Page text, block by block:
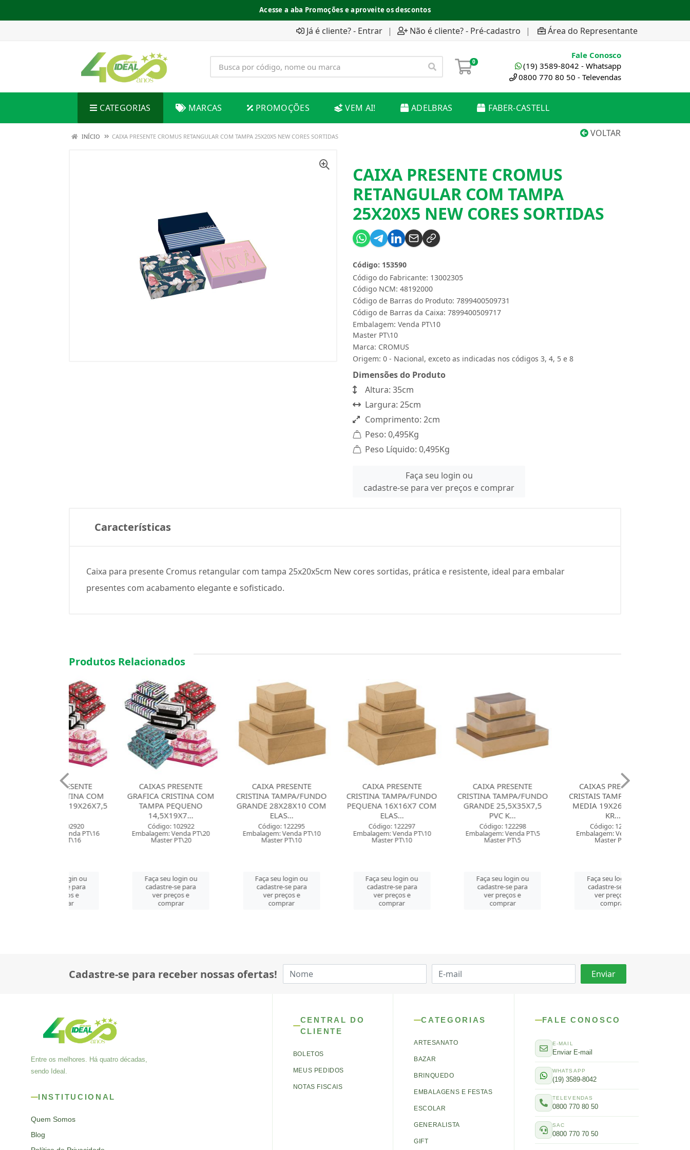
Acesse a aba Promoções e aproveite os descontos
Já é cliente? - Entrar | Não é cliente? - Pré-cadastro | Área do Representante
0
Fale Conosco
(19) 3589-8042 - Whatsapp
0800 770 80 50 - Televendas
CATEGORIAS MARCAS PROMOÇÕES VEM AI! ADELBRAS FABER-CASTELL
VOLTAR
INÍCIO CAIXA PRESENTE CROMUS RETANGULAR COM TAMPA 25X20X5 NEW CORES SORTIDAS
CAIXA PRESENTE CROMUS
RETANGULAR COM TAMPA
25X20X5 NEW CORES SORTIDAS
Código do Fabricante: 13002305
Código: 153590
Código NCM: 48192000
Código de Barras do Produto: 7899400509731
Código de Barras da Caixa: 7899400509717
Embalagem: Venda PT\10
Master PT\10
Marca: CROMUS
Origem: 0 - Nacional, exceto as indicadas nos códigos 3, 4, 5 e 8
Dimensões do Produto
Altura: 35cm
Largura: 25cm
Comprimento: 2cm
Peso: 0,495Kg
Peso Líquido: 0,495Kg
Faça seu login ou
cadastre-se para ver preços e comprar
Características
Caixa para presente Cromus retangular com tampa 25x20x5cm New cores sortidas, prática e resistente, ideal para embalar
presentes com acabamento elegante e sofisticado.
Produtos Relacionados
CAIXAS PRESENTE
GRAFICA CRISTINA COM
TAMPA PEQUENO
Embalagem: Venda PT\20
Faça seu login ou
cadastre-se para
CAIXA PRESENTE
CRISTINA TAMPA/FUNDO
GRANDE 28X28X10 COM
Embalagem: Venda PT\10
Faça seu login ou
cadastre-se para
CAIXA PRESENTE
CRISTINA TAMPA/FUNDO
PEQUENA 16X16X7 COM
Embalagem: Venda PT\10
Faça seu login ou
cadastre-se para
CAIXA PRESENTE
CRISTINA TAMPA/FUNDO
GRANDE 25,5X35X7,5
Embalagem: Venda PT\5
Faça seu login ou
cadastre-se para
CAIXAS PRESENTES
CRISTAIS TAMPA/FUNDO
MEDIA 19X26X7,5 PVC
Embalagem: Venda PT\5
Faça seu login ou
cadastre-se para
Cadastre-se para receber nossas ofertas!
Entre os melhores. Há quatro décadas,
sendo Ideal.
INSTITUCIONAL
Quem Somos
Blog
CENTRAL DO
CLIENTE
BOLETOS
MEUS PEDIDOS
NOTAS FISCAIS
CATEGORIAS
ARTESANATO
BAZAR
BRINQUEDO
EMBALAGENS E FESTAS
ESCOLAR
GENERALISTA
GIFT
FALE CONOSCO
E-MAIL
Enviar E-mail
WHATSAPP
(19) 3589-8042
TELEVENDAS
0800 770 80 50
SAC
0800 770 70 50